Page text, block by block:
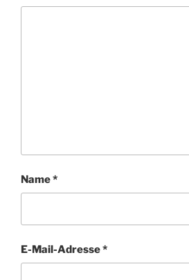
Name*
E-Mail-Adresse*